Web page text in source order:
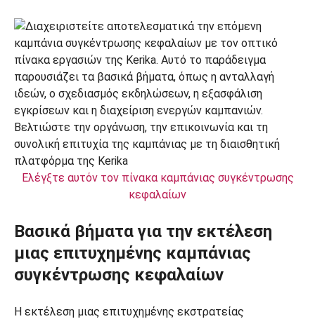
Ελέγξτε αυτόν τον πίνακα καμπάνιας συγκέντρωσης
κεφαλαίων
Βασικά βήματα για την εκτέλεση
μιας επιτυχημένης καμπάνιας
συγκέντρωσης κεφαλαίων
Η εκτέλεση μιας επιτυχημένης εκστρατείας